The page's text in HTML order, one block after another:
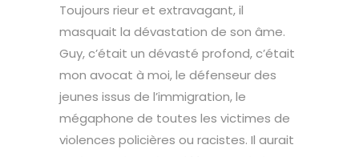
Toujours rieur et extravagant, il
masquait la dévastation de son âme.
Guy, c’était un dévasté profond, c’était
mon avocat à moi, le défenseur des
jeunes issus de l’immigration, le
mégaphone de toutes les victimes de
violences policières ou racistes. Il aurait